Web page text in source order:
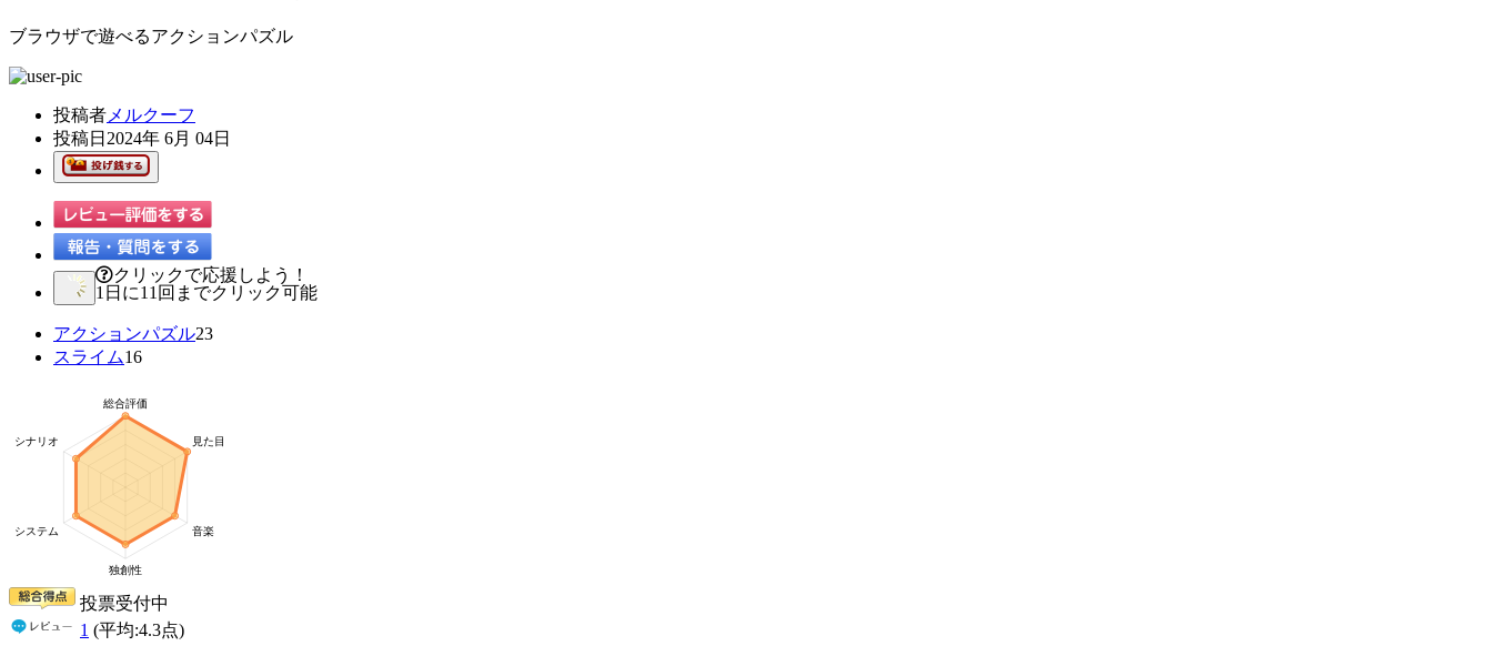
ブラウザで遊べるアクションパズル
投稿者 メルクーフ
投稿日 2024年 6月 04日
クリックで応援しよう！
1日に11回までクリック可能
アクションパズル23
スライム16
投票受付中
1 (平均:4.3点)